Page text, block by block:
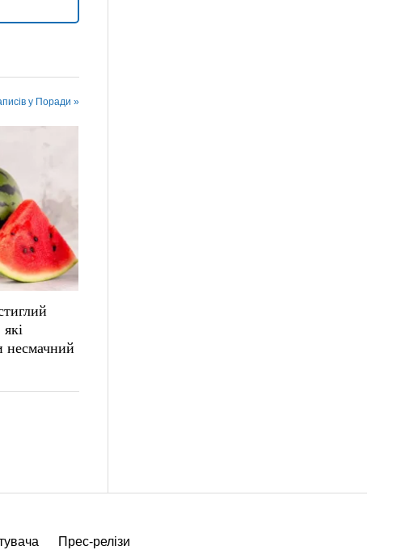
у Поради »
несмачний
Прес-релізи